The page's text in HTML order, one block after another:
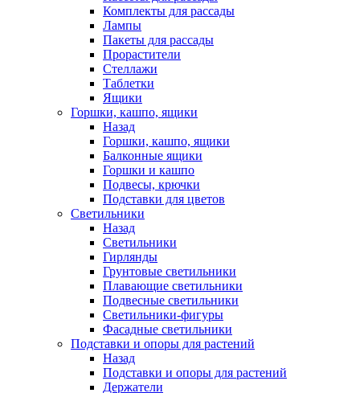
Комплекты для рассады
Лампы
Пакеты для рассады
Прорастители
Стеллажи
Таблетки
Ящики
Горшки, кашпо, ящики
Назад
Горшки, кашпо, ящики
Балконные ящики
Горшки и кашпо
Подвесы, крючки
Подставки для цветов
Светильники
Назад
Светильники
Гирлянды
Грунтовые светильники
Плавающие светильники
Подвесные светильники
Светильники-фигуры
Фасадные светильники
Подставки и опоры для растений
Назад
Подставки и опоры для растений
Держатели